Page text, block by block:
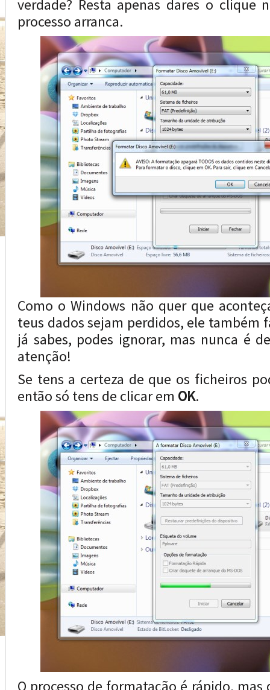
verdade? Resta apenas dares o clique
processo arranca.
Como o Windows não quer que
teus dados sejam perdidos, ele também
já sabes, podes ignorar, mas nunca é
atenção!
Se tens a certeza de que os ficheiros
então só tens de clicar em OK.
O processo de formatação é rápido, mas